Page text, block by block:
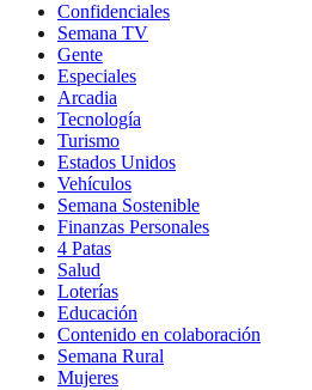
Confidenciales
Semana TV
Gente
Especiales
Arcadia
Tecnología
Turismo
Estados Unidos
Vehículos
Semana Sostenible
Finanzas Personales
4 Patas
Salud
Loterías
Educación
Contenido en colaboración
Semana Rural
Mujeres